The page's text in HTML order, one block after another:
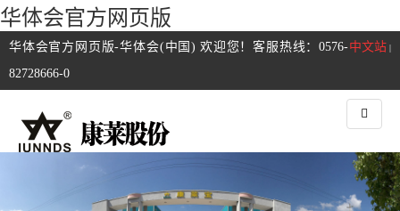
华体会官方网页版
中文站 |
华体会官方网页版-华体会(中国) 欢迎您！客服热线：0576-
82728666-0